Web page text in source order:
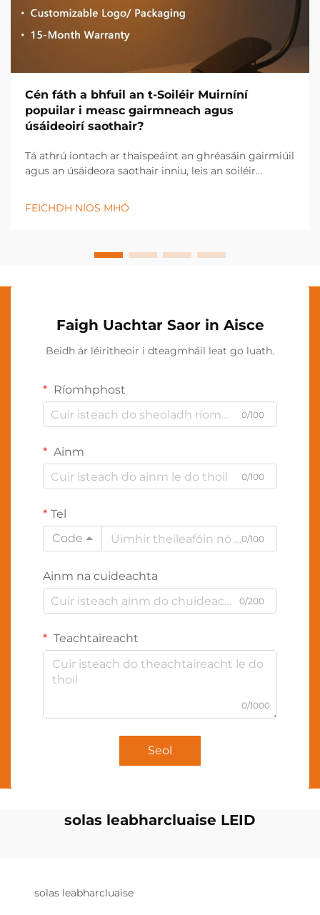
Cén fáth a bhfuil an t-Soiléir Muirníní
popuilar i measc gairmneach agus
úsáideoirí saothair?
Tá athrú iontach ar thaispeáint an ghréasáin gairmiúil
agus an úsáideora saothair inniu, leis an soiléir
ríthábhachtach i dtionscail éagsúla agus i dtúscaintí
pearsanta. Tá an t-soiléir nuálaíochta seo...
FEICHDH NÍOS MHÓ
Faigh Uachtar Saor in Aisce
Beidh ár léiritheoir i dteagmháil leat go luath.
Ríomhphost
0/100
Ainm
0/100
Tel
Code
0/100
Ainm na cuideachta
0/200
Teachtaireacht
0/1000
Seol
solas leabharcluaise LEID
solas leabharcluaise